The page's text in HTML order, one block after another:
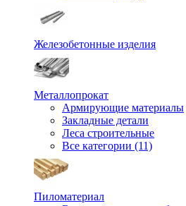
Железобетонные изделия
Металлопрокат
Армирующие материалы
Закладные детали
Леса строительные
Все категории (11)
Пиломатериал